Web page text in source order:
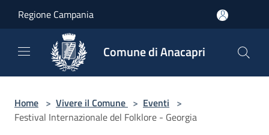
Regione Campania
Comune di Anacapri
Home > Vivere il Comune > Eventi >
Festival Internazionale del Folklore - Georgia